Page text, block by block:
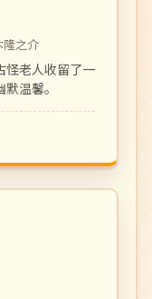
隆之介
怪老人收留了一
温馨。
131 分钟